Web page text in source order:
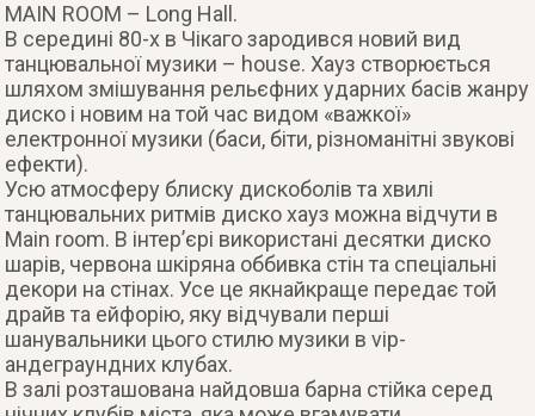
MAIN ROOM – Long Hall.
В середині 80-х в Чікаго зародився новий вид
танцювальної музики – house. Хауз створюється
шляхом змішування рельєфних ударних басів жанру
диско і новим на той час видом «важкої»
електронної музики (баси, біти, різноманітні звукові
ефекти).
Усю атмосферу блиску дискоболів та хвилі
танцювальних ритмів диско хауз можна відчути в
Main room. В інтер’єрі використані десятки диско
шарів, червона шкіряна оббивка стін та спеціальні
декори на стінах. Усе це якнайкраще передає той
драйв та ейфорію, яку відчували перші
шанувальники цього стилю музики в vip-
андеграундних клубах.
В залі розташована найдовша барна стійка серед